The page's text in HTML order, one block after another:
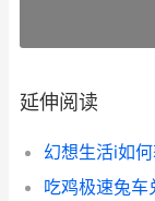
延伸阅读
幻想生活i如
吃鸡极速兔